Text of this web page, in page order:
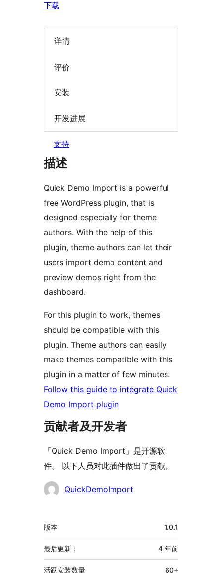
下载
详情
评价
安装
开发进展
支持
描述
Quick Demo Import is a powerful
free WordPress plugin, that is
designed especially for theme
authors. With the help of this
plugin, theme authors can let their
users import demo content and
preview demos right from the
dashboard.
For this plugin to work, themes
should be compatible with this
plugin. Theme authors can easily
make themes compatible with this
plugin in a matter of few minutes.
Follow this guide to integrate Quick
Demo Import plugin
贡献者及开发者
「Quick Demo Import」是开源软
件。 以下人员对此插件做出了贡献。
贡
QuickDemoImport
额
外
信
息
版本 1.0.1
最后更新： 4 年前
活跃安装数量 60+